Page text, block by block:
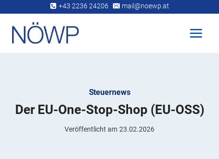
springen
+43 2236 24206 mail@noewp.at
Steuernews
Der EU-One-Stop-Shop (EU-OSS)
Veröffentlicht am 23.02.2026